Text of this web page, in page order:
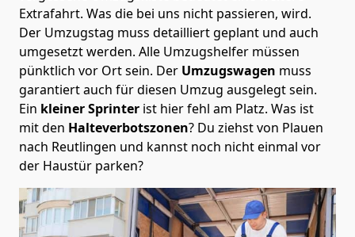
Extrafahrt. Was die bei uns nicht passieren, wird.
Der Umzugstag muss detailliert geplant und auch
umgesetzt werden. Alle Umzugshelfer müssen
pünktlich vor Ort sein. Der Umzugswagen muss
garantiert auch für diesen Umzug ausgelegt sein.
Ein kleiner Sprinter ist hier fehl am Platz. Was ist
mit den Halteverbotszonen? Du ziehst von Plauen
nach Reutlingen und kannst noch nicht einmal vor
der Haustür parken?